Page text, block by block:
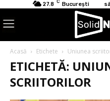
27.8 C București
Acasă Etichete Uniunea
ETICHETĂ:
SCRIITORILOR